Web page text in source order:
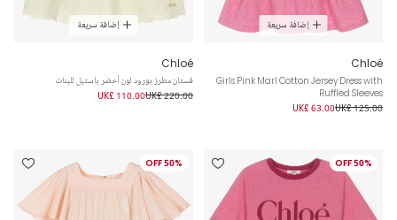
إضافة سريعة
Chloé
Girls Pink Marl Cotton Jersey Dress with
Ruffled Sleeves
UK£ 125.00
UK£ 63.00
إضافة سريعة
Chloé
فستان مطرز بورود لون أخضر باستيل للبنات
UK£ 220.00
UK£ 110.00
50% OFF
50% OFF